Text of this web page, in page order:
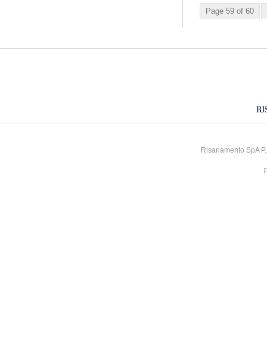
Page 59 of 60
Risanamento SpA